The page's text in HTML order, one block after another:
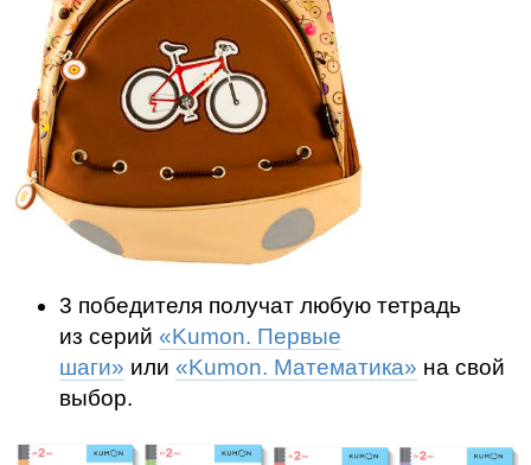
3 победителя получат любую тетрадь
из серий «Kumon. Первые
шаги» или «Kumon. Математика» на свой
выбор.